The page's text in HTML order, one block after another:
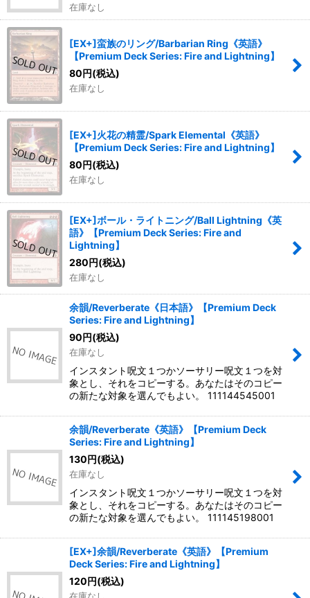
在庫なし
[EX+]蛮族のリング/Barbarian Ring《英語》
【Premium Deck Series: Fire and Lightning】
80円(税込)
在庫なし
[EX+]火花の精霊/Spark Elemental《英語》
【Premium Deck Series: Fire and Lightning】
80円(税込)
在庫なし
[EX+]ボール・ライトニング/Ball Lightning《英
語》【Premium Deck Series: Fire and
Lightning】
280円(税込)
在庫なし
余韻/Reverberate《日本語》【Premium Deck
Series: Fire and Lightning】
90円(税込)
在庫なし
インスタント呪文１つかソーサリー呪文１つを対
象とし、それをコピーする。あなたはそのコピー
の新たな対象を選んでもよい。 111144545001
余韻/Reverberate《英語》【Premium Deck
Series: Fire and Lightning】
130円(税込)
在庫なし
インスタント呪文１つかソーサリー呪文１つを対
象とし、それをコピーする。あなたはそのコピー
の新たな対象を選んでもよい。 111145198001
[EX+]余韻/Reverberate《英語》【Premium
Deck Series: Fire and Lightning】
120円(税込)